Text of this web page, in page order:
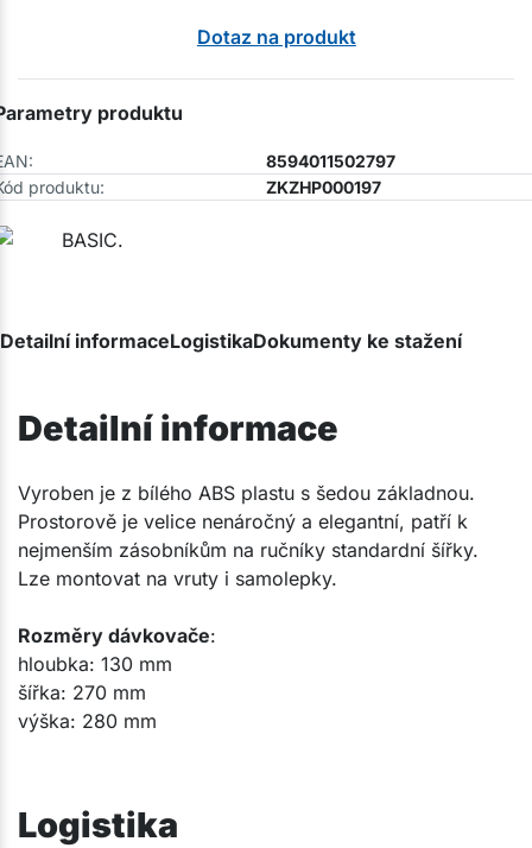
Dotaz na produkt
produktu
8594011502797
produktu:
ZKZHP000197
Detailní informaceLogistikaDokumenty ke stažení
Detailní informace
Vyroben je z bílého ABS plastu s šedou základnou.
Prostorově je velice nenáročný a elegantní, patří k
nejmenším zásobníkům na ručníky standardní šířky.
Lze montovat na vruty i samolepky.
Rozměry dávkovače:
hloubka: 130 mm
šířka: 270 mm
výška: 280 mm​​​​
Logistika